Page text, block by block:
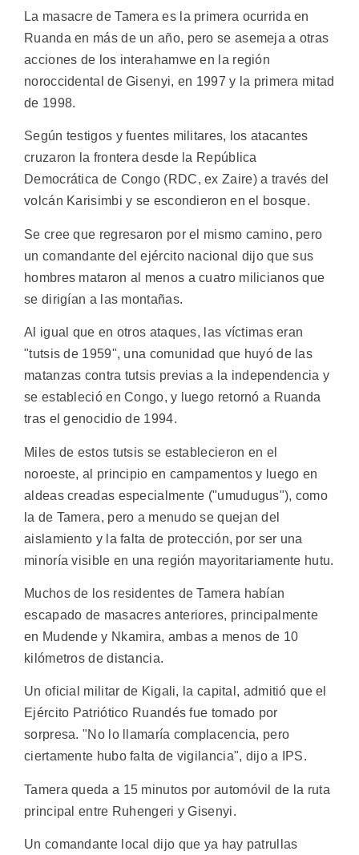
La masacre de Tamera es la primera ocurrida en
Ruanda en más de un año, pero se asemeja a otras
acciones de los interahamwe en la región
noroccidental de Gisenyi, en 1997 y la primera mitad
de 1998.
Según testigos y fuentes militares, los atacantes
cruzaron la frontera desde la República
Democrática de Congo (RDC, ex Zaire) a través del
volcán Karisimbi y se escondieron en el bosque.
Se cree que regresaron por el mismo camino, pero
un comandante del ejército nacional dijo que sus
hombres mataron al menos a cuatro milicianos que
se dirigían a las montañas.
Al igual que en otros ataques, las víctimas eran
"tutsis de 1959", una comunidad que huyó de las
matanzas contra tutsis previas a la independencia y
se estableció en Congo, y luego retornó a Ruanda
tras el genocidio de 1994.
Miles de estos tutsis se establecieron en el
noroeste, al principio en campamentos y luego en
aldeas creadas especialmente ("umudugus"), como
la de Tamera, pero a menudo se quejan del
aislamiento y la falta de protección, por ser una
minoría visible en una región mayoritariamente hutu.
Muchos de los residentes de Tamera habían
escapado de masacres anteriores, principalmente
en Mudende y Nkamira, ambas a menos de 10
kilómetros de distancia.
Un oficial militar de Kigali, la capital, admitió que el
Ejército Patriótico Ruandés fue tomado por
sorpresa. "No lo llamaría complacencia, pero
ciertamente hubo falta de vigilancia", dijo a IPS.
Tamera queda a 15 minutos por automóvil de la ruta
principal entre Ruhengeri y Gisenyi.
Un comandante local dijo que ya hay patrullas